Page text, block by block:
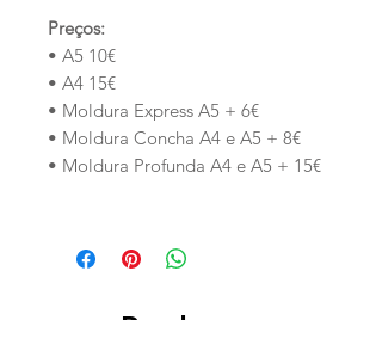
Preços:
• A5 10€
• A4 15€
• Moldura Express A5 + 6€
• Moldura Concha A4 e A5 + 8€
• Moldura Profunda A4 e A5 + 15€
Productos